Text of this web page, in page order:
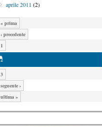
aprile 2011 (2)
« prima
‹ precedente
1
2
3
seguente ›
ultima »